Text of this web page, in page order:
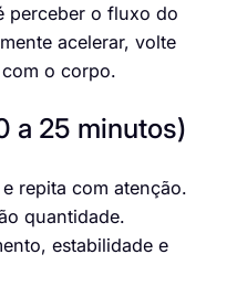
perceber o fluxo do
acelerar, volte
o corpo.
a 25 minutos)
repita com atenção.
quantidade.
estabilidade e